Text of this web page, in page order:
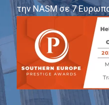
την NASM σε 7